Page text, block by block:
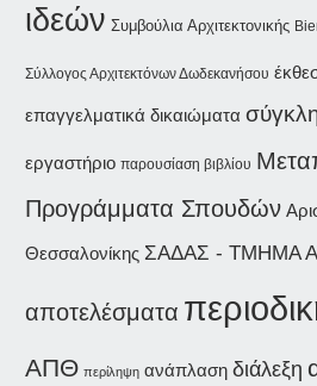
ιδεών Συμβούλια Αρχιτεκτονικής
Σύλλογος Αρχιτεκτόνων Δωδεκανήσου
επαγγελματικά δικαιώματα
εργαστήριο παρουσίαση βιβλίου
Προγράμματα Σπουδών
Θεσσαλονίκης ΣΑΔΑΣ - ΤΜΗΜΑ
αποτελέσματα
ΑΠΘ περίληψη ανάπλαση διάλεξη